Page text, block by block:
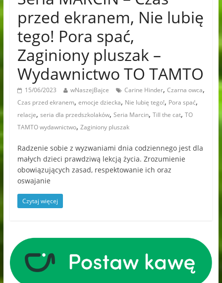
przed ekranem, Nie lubię
tego! Pora spać,
Zaginiony pluszak –
Wydawnictwo TO TAMTO
15/06/2023 wNaszejBajce Carine Hinder, Czarna owca,
Czas przed ekranem, emocje dziecka, Nie lubię tego!, Pora spać,
relacje, seria dla przedszkolaków, Seria Marcin, Till the cat, TO
TAMTO wydawnictwo, Zaginiony pluszak
Radzenie sobie z wyzwaniami dnia codziennego jest dla
małych dzieci prawdziwą lekcją życia. Zrozumienie
obowiązujących zasad, respektowanie ich oraz
oswajanie
Czytaj więcej